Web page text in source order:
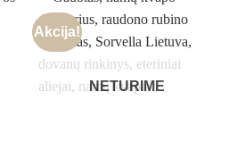
Akcija!
NETURIME